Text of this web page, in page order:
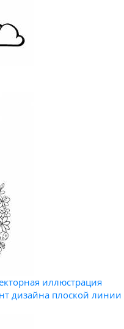
иллюстрация
дизайна плоской линии